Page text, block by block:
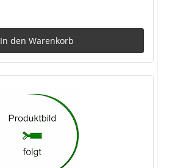
In den Warenkorb